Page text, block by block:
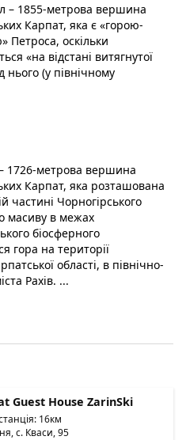
– 1855-метрова вершина
Карпат, яка є «горою-
Петроса, оскільки
«на відстані витягнутої
нього (у північному
1726-метрова вершина
Карпат, яка розташована
частині Чорногірського
масиву в межах
біосферного
гора на території
області, в північно-
Рахів. ...
Guest House ZarinSki
16км
с. Кваси, 95